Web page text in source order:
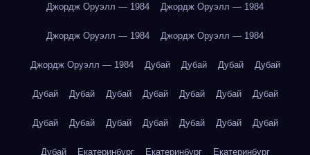
Джордж Оруэлл — 1984 Джордж Оруэлл — 1984
Джордж Оруэлл — 1984 Джордж Оруэлл — 1984
Джордж Оруэлл — 1984 Дубай Дубай Дубай Дубай
Дубай Дубай Дубай Дубай Дубай Дубай Дубай
Дубай Дубай Дубай Дубай Дубай Дубай Дубай
Дубай Екатеринбург Екатеринбург Екатеринбург